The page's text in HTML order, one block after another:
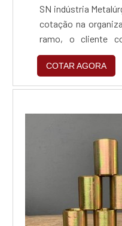
SN indústria
cotação na
ramo, o cliente
excelência e o
sanar eventuais
zincagem
custo-benefício e
COTAR AGORA